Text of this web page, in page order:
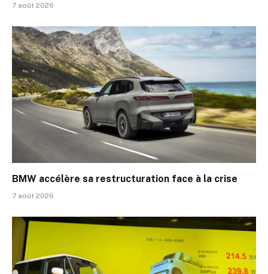
7 août 2026
BMW accélère sa restructuration face à la crise
7 août 2026